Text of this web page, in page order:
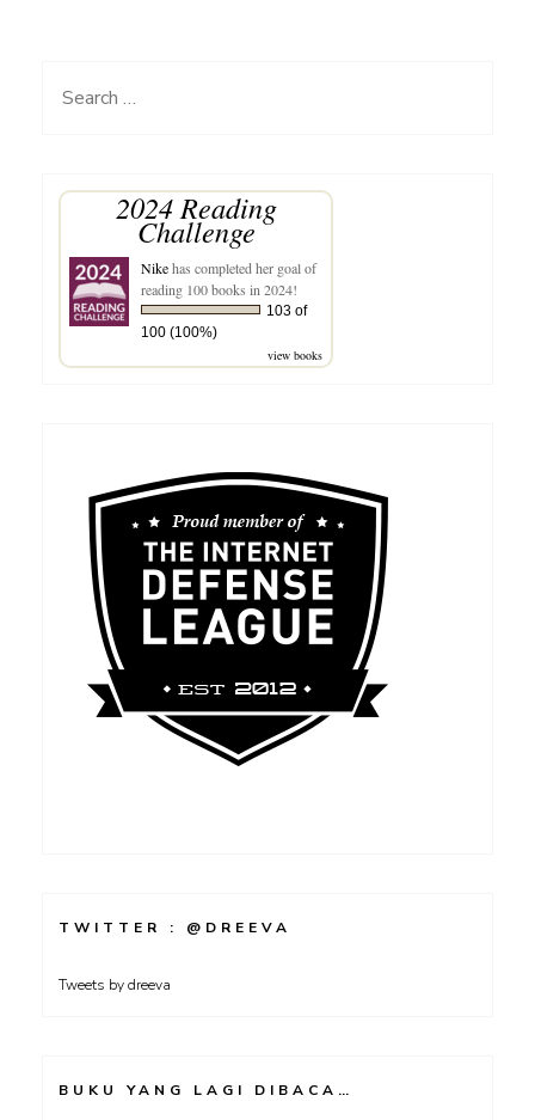
Search
2024 Reading
Challenge
Nikehas completed her goal of
reading 100 books in 2024!
103 of
100 (100%)
view books
TWITTER : @DREEVA
Tweets by dreeva
BUKU YANG LAGI DIBACA…